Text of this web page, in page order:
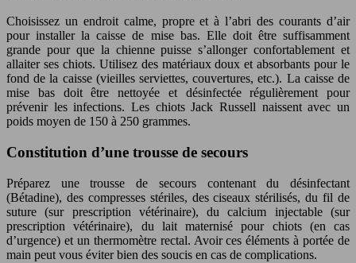
Choisissez un endroit calme, propre et à l’abri des courants d’air
pour installer la caisse de mise bas. Elle doit être suffisamment
grande pour que la chienne puisse s’allonger confortablement et
allaiter ses chiots. Utilisez des matériaux doux et absorbants pour le
fond de la caisse (vieilles serviettes, couvertures, etc.). La caisse de
mise bas doit être nettoyée et désinfectée régulièrement pour
prévenir les infections. Les chiots Jack Russell naissent avec un
poids moyen de 150 à 250 grammes.
Constitution d’une trousse de secours
Préparez une trousse de secours contenant du désinfectant
(Bétadine), des compresses stériles, des ciseaux stérilisés, du fil de
suture (sur prescription vétérinaire), du calcium injectable (sur
prescription vétérinaire), du lait maternisé pour chiots (en cas
d’urgence) et un thermomètre rectal. Avoir ces éléments à portée de
main peut vous éviter bien des soucis en cas de complications.